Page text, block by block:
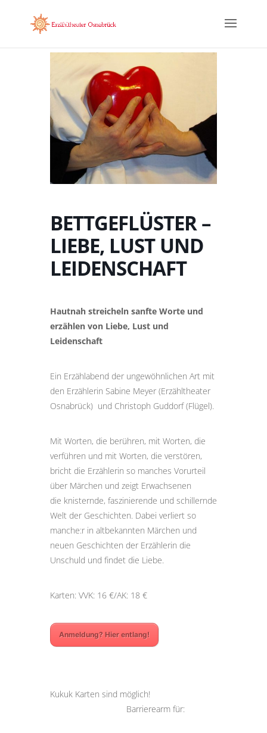
BETTGEFLÜSTER –
LIEBE, LUST UND
LEIDENSCHAFT
Hautnah streicheln sanfte Worte und
erzählen von Liebe, Lust und
Leidenschaft
Ein Erzählabend der ungewöhnlichen Art mit
den Erzählerin Sabine Meyer (Erzähltheater
Osnabrück) und Christoph Guddorf (Flügel).
Mit Worten, die berühren, mit Worten, die
verführen und mit Worten, die verstören,
bricht die Erzählerin so manches Vorurteil
über Märchen und zeigt Erwachsenen
die knisternde, faszinierende und schillernde
Welt der Geschichten. Dabei verliert so
manche:r in altbekannten Märchen und
neuen Geschichten der Erzählerin die
Unschuld und findet die Liebe.
Karten: VVK: 16 €/AK: 18 €
Anmeldung? Hier entlang!
Kukuk Karten sind möglich!
Barrierearm für: